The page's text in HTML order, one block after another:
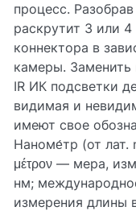
процесс.
раскрутит 3 или
коннектора в
камеры. Заменить
IR ИК подсветки
видимая и
имеют свое
Наноме́тр (от лат.
μέτρον — мера,
нм;
измерения длины